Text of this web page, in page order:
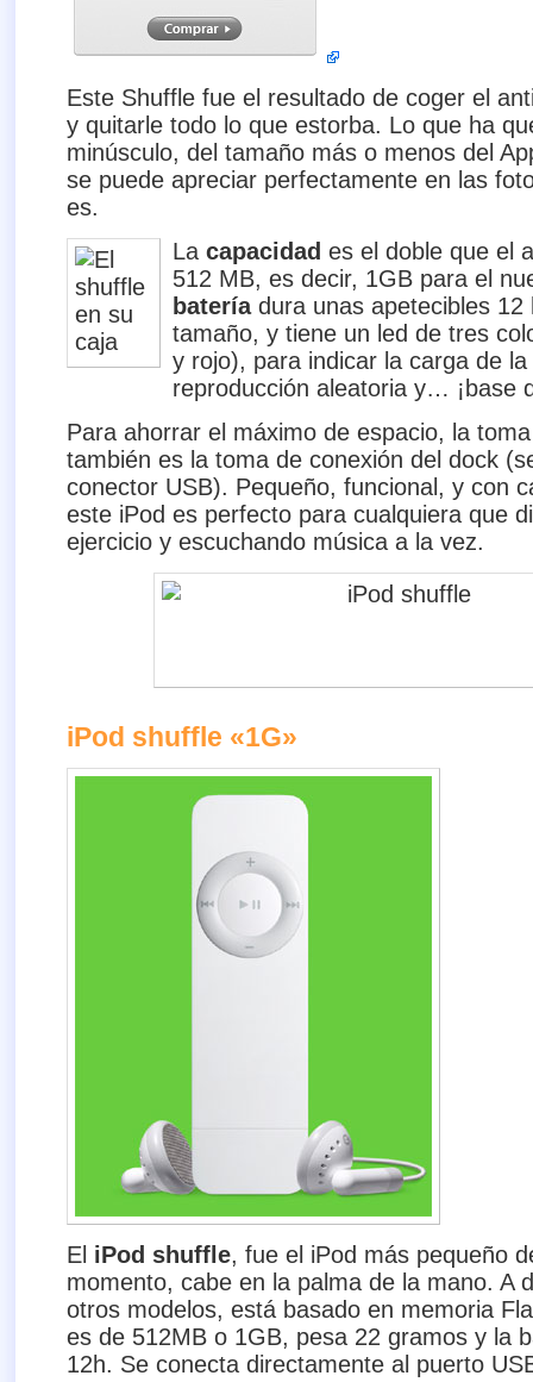
Este Shuffle fue el resultado de coger el
y quitarle todo lo que estorba. Lo que ha
minúsculo, del tamaño más o menos del
se puede apreciar perfectamente en las
es.
La capacidad es el doble que el
512 MB, es decir, 1GB para el
bateríadura unas apetecibles 12
tamaño, y tiene un led de tres
y rojo), para indicar la carga de
reproducción aleatoria y… ¡base
Para ahorrar el máximo de espacio, la
también es la toma de conexión del dock
conector USB). Pequeño, funcional, y con
este iPod es perfecto para cualquiera que
ejercicio y escuchando música a la vez.
iPod shuffle «1G»
El iPod shuffle, fue el iPod más pequeño
momento, cabe en la palma de la mano. A
otros modelos, está basado en memoria
es de 512MB o 1GB, pesa 22 gramos y la
12h. Se conecta directamente al puerto